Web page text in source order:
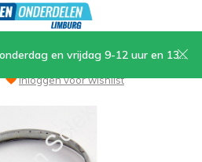
9-12 uur en 13.30-17 uur, zaterdag 9-12 uur
Inloggen voor wishlist